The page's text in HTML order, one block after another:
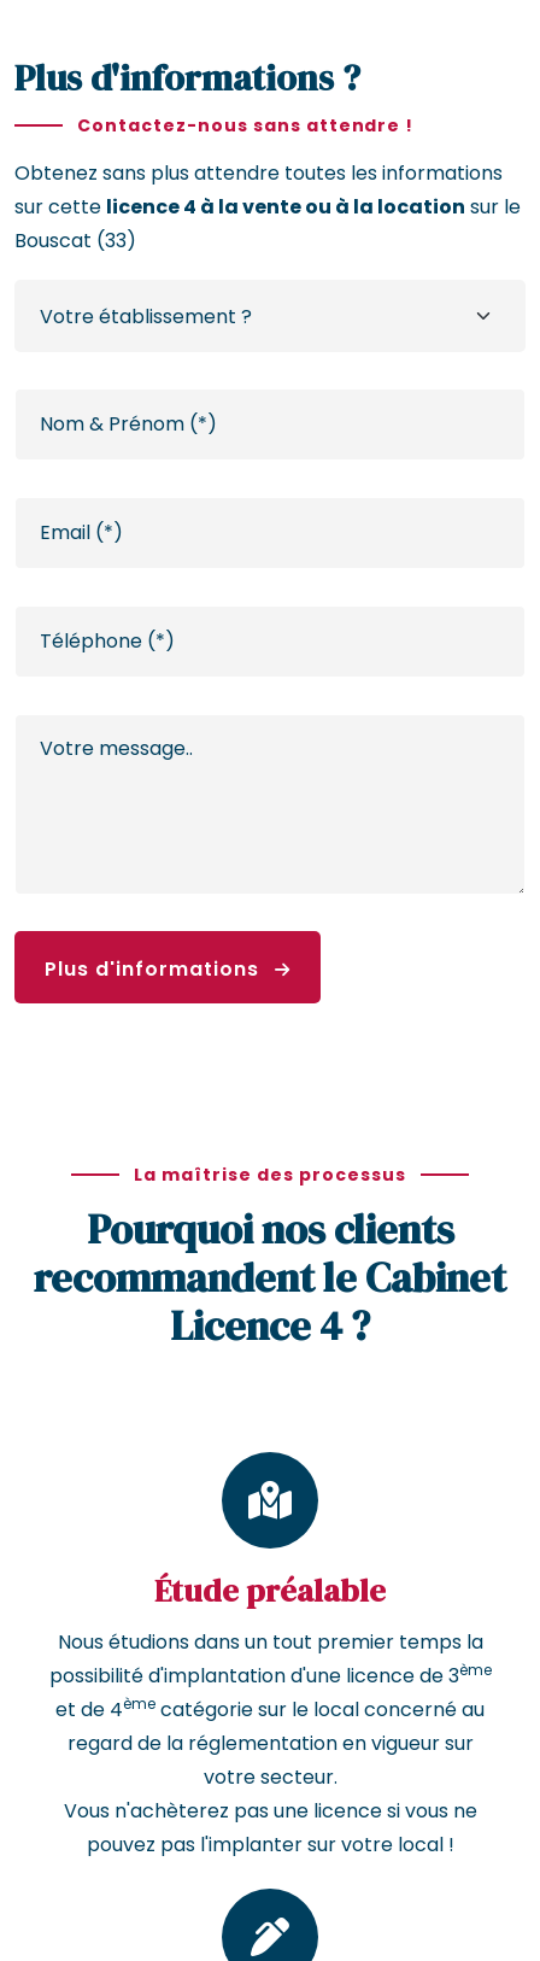
Plus d'informations ?
Contactez-nous sans attendre !
Obtenez sans plus attendre toutes les informations
sur cette licence 4 à la vente ou à la location sur le
Bouscat (33)
Plus d'informations
La maîtrise des processus
Pourquoi nos clients
recommandent le Cabinet
Licence 4 ?
Étude préalable
Nous étudions dans un tout premier temps la
possibilité d'implantation d'une licence de 3ème
et de 4ème catégorie sur le local concerné au
regard de la réglementation en vigueur sur
votre secteur.
Vous n'achèterez pas une licence si vous ne
pouvez pas l'implanter sur votre local !